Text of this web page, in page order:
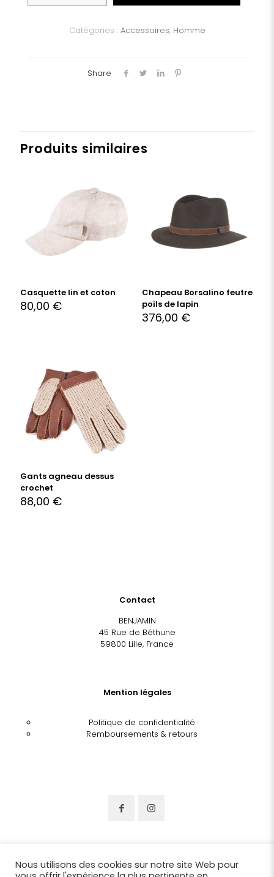
Catégories : Accessoires, Homme
Share
Produits similaires
Casquette lin et coton
80,00 €
Chapeau Borsalino feutre
poils de lapin
376,00 €
Gants agneau dessus
crochet
88,00 €
Contact
BENJAMIN
45 Rue de Béthune
59800 Lille, France
Mention légales
Politique de confidentialité
Remboursements & retours
Nous utilisons des cookies sur notre site Web pour